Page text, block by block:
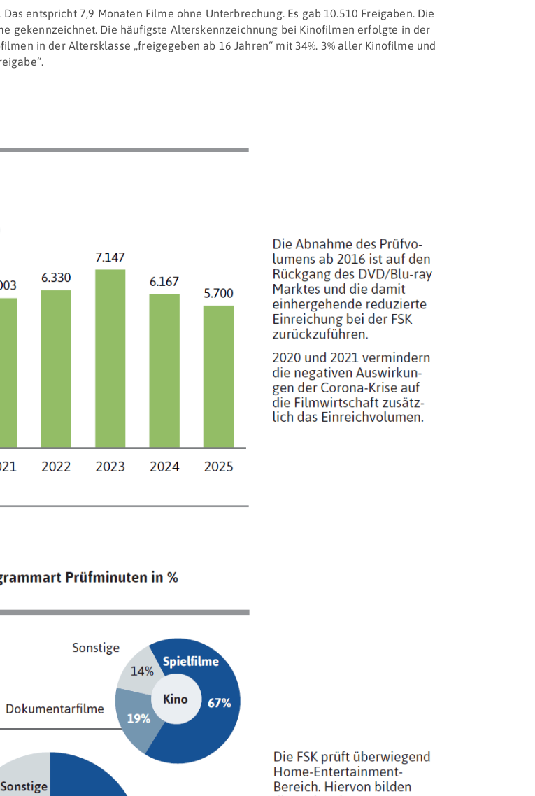
entspricht 7,9 Monaten Filme ohne Unterbrechung. Es gab 10.510 Freigaben. Die
gekennzeichnet. Die häufigste Alterskennzeichnung bei Kinofilmen erfolgte in der
in der Altersklasse „freigegeben ab 16 Jahren“ mit 34%. 3% aller Kinofilme und